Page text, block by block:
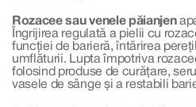
Rozacee sau venele păianjen
Îngrijirea regulată a pielii cu
funcției de barieră, întărirea
umflăturii. Lupta împotriva
folosind produse de curățare,
vasele de sânge și a restabili